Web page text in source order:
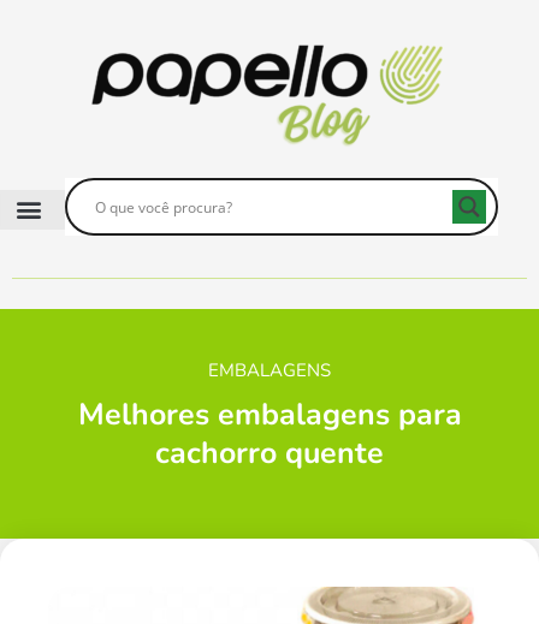
EMBALAGENS
Melhores embalagens para
cachorro quente